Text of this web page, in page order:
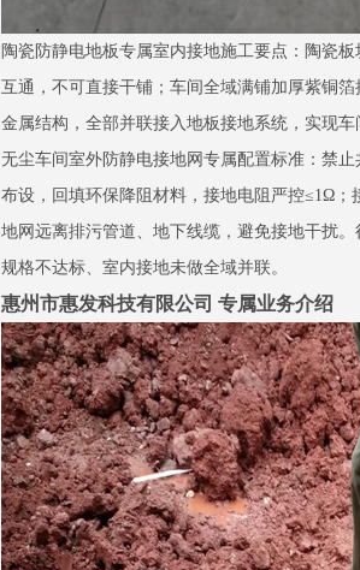
陶瓷防静电地板专属室内接地施工要点：陶瓷
互通，不可直接干铺；车间全域满铺加厚紫铜
金属结构，全部并联接入地板接地系统，实现车
无尘车间室外防静电接地网专属配置标准：禁
布设，回填环保降阻材料，接地电阻严控≤1Ω
地网远离排污管道、地下线缆，避免接地干扰
规格不达标、室内接地未做全域并联。
惠州市惠发科技有限公司 专属业务介绍